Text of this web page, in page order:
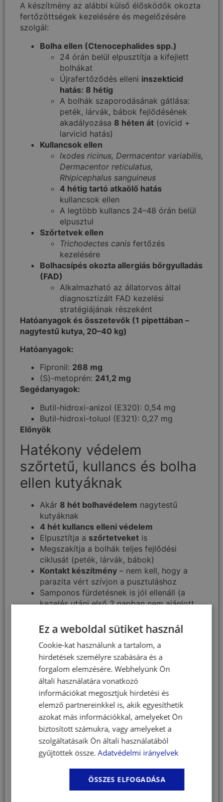
A készítmény az alábbi külső élősködők okozta
fertőzöttségek kezelésére és megelőzésére
szolgál:
Bolha ellen (Ctenocephalides spp.)
24 órán belül elpusztítja a kifejlett
bolhákat
Újrafertőződés elleni inszekticid
hatás: 8 hétig
A bolhák szaporodásának gátlása:
peték, lárvák, bábok fejlődésének
akadályozása 8 héten át (ovicid +
larvicid hatás)
Kullancsok ellen
Ixodes ricinus, Dermacentor variabilis,
Dermacentor reticulatus,
Rhipicephalus sanguineus
4 hétig tartó atkaölő hatás
kullancsok ellen
A legtöbb kullancs 24–48 órán belül
elpusztul
Szőrtetvek ellen
Trichodectes canis fertőzés
kezelésére
Bolhacsípés okozta allergiás bőrgyulladás
(FAD)
Alkalmazható az állatorvos által
diagnosztizált FAD kezelési
stratégiájának részeként
Hatóanyagok és összetevők (1 pipettában –
nagytestű kutya, 20–40 kg)
Hatóanyagok:
Fipronil: 268 mg
(S)-metoprén: 241,2 mg
Segédanyagok:
Butil-hidroxi-anizol (E320): 0,54 mg
Butil-hidroxi-toluol (E321): 0,27 mg
Előnyök
Hatékony védelem
szőrtetű, kullancs és bolha
ellen kutyáknak​
Akár 8 hét bolhavédelem nagytestű
kutyáknak
4 hét kullancs elleni védelem
Elpusztítja a szőrtetveket is
Megszakítja a bolhák teljes fejlődési
ciklusát (peték, lárvák, bábok)
Kontakt készítmény – nem kell, hogy a
parazita vért szívjon a pusztuláshoz
Samponos fürdetésnek is jól ellenáll (a
kezelés utáni első 2 napban nem ajánlott
8 hetesnél idősebb,legalább 2 kg-os
Adagolás és alkalmazás
Célállat faj:
Kutya (nagytestű, 20–40 kg)
Alkalmazás módja (külsőleges, bőrre):
Tartsa a pipettát a hegyével felfelé, majd
pattintsa le a kupakot.
A kutya hátán, a nyak tövénél, a lapockák
között válassza szét a szőrt a bőrig.
Helyezze a pipetta hegyét közvetlenül a
Nagytestű kutyánál agerincvonal mentén
2–3 pontraossza el a pipetta tartalmát,
Ez a weboldal sütiket használ
Cookie-kat használunk a tartalom, a
hirdetések személyre szabására és a
forgalom elemzésére. Webhelyünk Ön
általi használatára vonatkozó
információkat megosztjuk hirdetési és
elemző partnereinkkel is, akik egyesíthetik
azokat más információkkal, amelyeket Ön
biztosított számukra, vagy amelyeket a
szolgáltatásaik Ön általi használatából
gyűjtöttek össze.Adatvédelmi irányelvek
ÖSSZES ELFOGADÁSA